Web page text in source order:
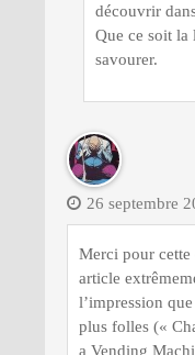
découvrir
Que ce soit la
savourer.
26 septembre
Merci pour
article
l’impression
plus folles («
a Vending